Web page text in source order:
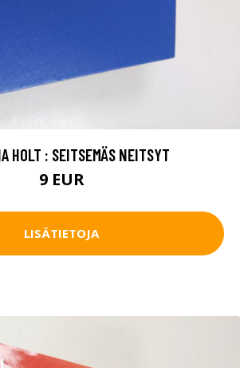
HOLT : SEITSEMÄS NEITSYT
9 EUR
LISÄTIETOJA